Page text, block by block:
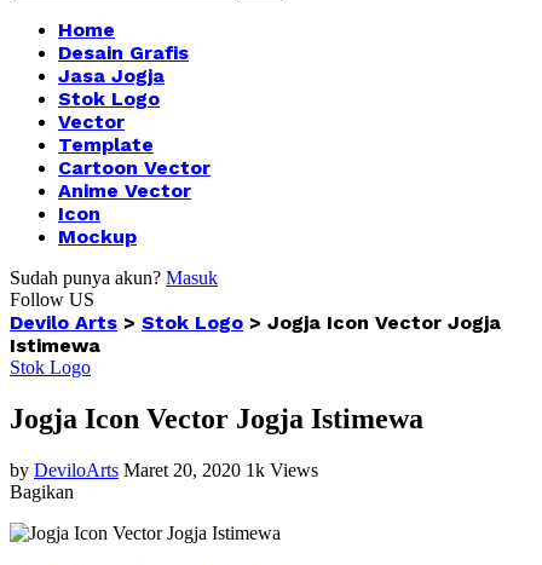
Home
Desain Grafis
Jasa Jogja
Stok Logo
Vector
Template
Cartoon Vector
Anime Vector
Icon
Mockup
Sudah punya akun? Masuk
Follow US
Devilo Arts > Stok Logo > Jogja Icon Vector Jogja
Istimewa
Stok Logo
Jogja Icon Vector Jogja Istimewa
by DeviloArts Maret 20, 2020 1k Views
Bagikan